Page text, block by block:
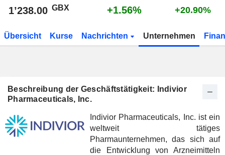
1’238.00 GBX +1.56% +20.90%
Übersicht Kurse Nachrichten Unternehmen
Beschreibung der Geschäftstätigkeit: Indivior
Pharmaceuticals, Inc.
Indivior Pharmaceuticals, Inc. ist ein
weltweit tätiges
Pharmaunternehmen, das sich auf
die Entwicklung von Arzneimitteln